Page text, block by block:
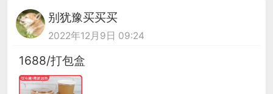
别犹豫买买买
2022年12月9日 09:24
1688/打包盒